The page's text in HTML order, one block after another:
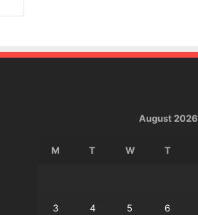
August 2026
M T W T
3 4 5 6